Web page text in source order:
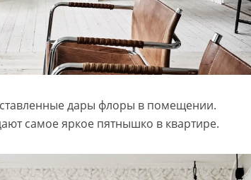
дары флоры в помещении.
самое яркое пятнышко в квартире.